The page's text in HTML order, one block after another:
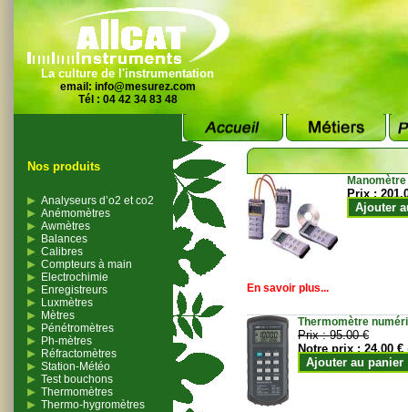
La culture de l'instrumentation
email: info@mesurez.com
Tél : 04 42 34 83 48
Nos produits
Analyseurs d’o2 et co2
Anémomètres
Awmètres
Balances
Calibres
Compteurs à main
Electrochimie
Enregistreurs
Luxmètres
Mètres
Pénétromètres
Ph-mètres
Réfractomètres
Station-Météo
Test bouchons
Thermomètres
Thermo-hygromètres
Prix :
Ajouter
En savoir plus...
Thermomètre
Prix :95.00 €
Notre prix :24.00 €
Ajouter au panier